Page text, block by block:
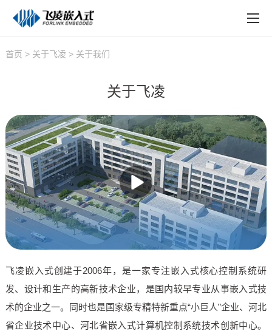
产品中心
在线文档
方案定制
关于飞凌
天猫商城
淘宝商城
新闻中心
技术论坛
在线购买
首页 > 关于飞凌 >关于我们
关于飞凌
飞凌嵌入式创建于2006年，是一家专注嵌入式核心控制系统研
发、设计和生产的高新技术企业，是国内较早专业从事嵌入式技
术的企业之一。同时也是国家级专精特新重点“小巨人”企业、河北
省企业技术中心、河北省嵌入式计算机控制系统技术创新中心。